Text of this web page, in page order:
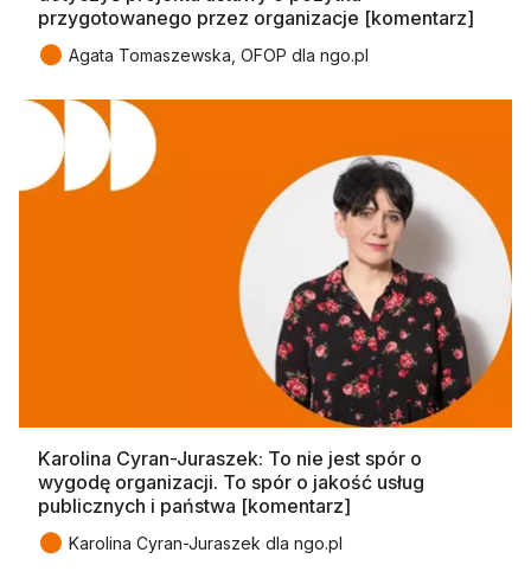
przygotowanego przez organizacje [komentarz]
● Agata Tomaszewska, OFOP dla ngo.pl
Karolina Cyran-Juraszek: To nie jest spór o
wygodę organizacji. To spór o jakość usług
publicznych i państwa [komentarz]
● Karolina Cyran-Juraszek dla ngo.pl